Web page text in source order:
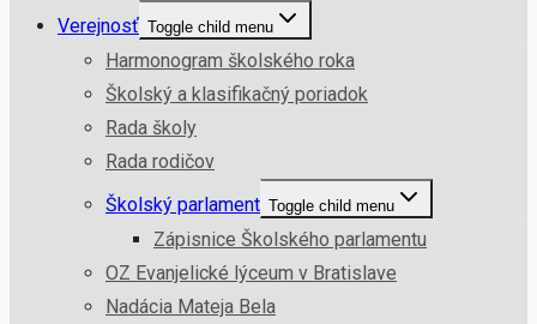
Verejnosť Toggle child menu
Harmonogram školského roka
Školský a klasifikačný poriadok
Rada školy
Rada rodičov
Školský parlament Toggle child menu
Zápisnice Školského parlamentu
OZ Evanjelické lýceum v Bratislave
Nadácia Mateja Bela